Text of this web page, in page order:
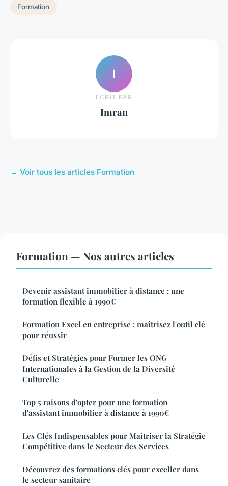
Formation
I
ECRIT PAR
Imran
← Voir tous les articles Formation
Formation — Nos autres articles
Devenir assistant immobilier à distance : une
formation flexible à 1990€
Formation Excel en entreprise : maîtrisez l'outil clé
pour réussir
Défis et Stratégies pour Former les ONG
Internationales à la Gestion de la Diversité
Culturelle
Top 5 raisons d'opter pour une formation
d'assistant immobilier à distance à 1990€
Les Clés Indispensables pour Maîtriser la Stratégie
Compétitive dans le Secteur des Services
Découvrez des formations clés pour exceller dans
le secteur sanitaire